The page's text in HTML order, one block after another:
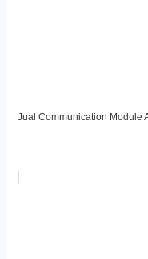
Jual Communication Module